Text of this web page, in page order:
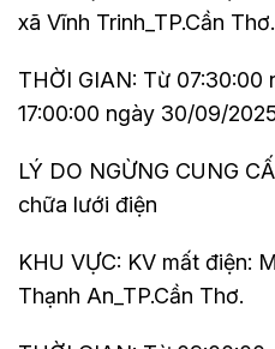
xã Vĩnh Trinh_TP.Cần Thơ.
THỜI GIAN: Từ
17:00:00 ngày 30/09/
LÝ DO NGỪNG CUNG
chữa lưới điện
KHU VỰC: KV mất điện:
Thạnh An_TP.Cần Thơ.